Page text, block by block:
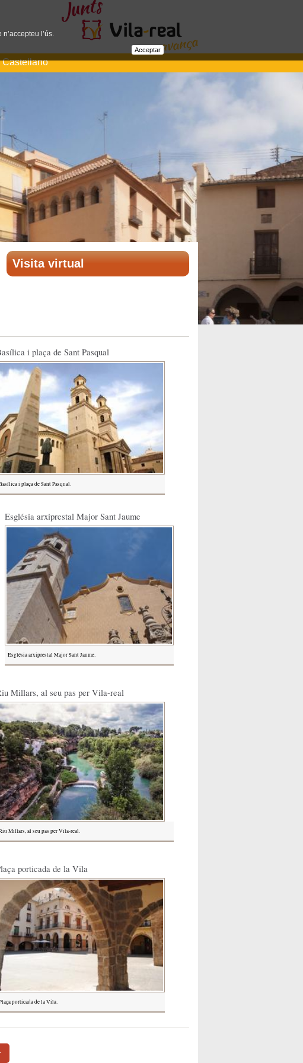
Castellano
Visita virtual
i plaça de Sant Pasqual
i plaça de Sant Pasqual.
Església arxiprestal Major Sant Jaume
Església arxiprestal Major Sant Jaume.
Millars, al seu pas per Vila-real
Millars, al seu pas per Vila-real.
porticada de la Vila
porticada de la Vila.
l’ús.
Acceptar